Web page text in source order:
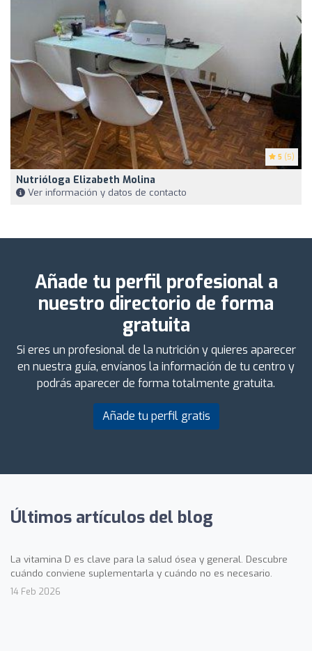
5 (5)
Nutrióloga Elizabeth Molina
Ver información y datos de contacto
Añade tu perfil profesional a
nuestro directorio de forma
gratuita
Si eres un profesional de la nutrición y quieres aparecer
en nuestra guía, envíanos la información de tu centro y
podrás aparecer de forma totalmente gratuita.
Añade tu perfil gratis
Últimos artículos del blog
La vitamina D es clave para la salud ósea y general. Descubre
cuándo conviene suplementarla y cuándo no es necesario.
14 Feb 2026